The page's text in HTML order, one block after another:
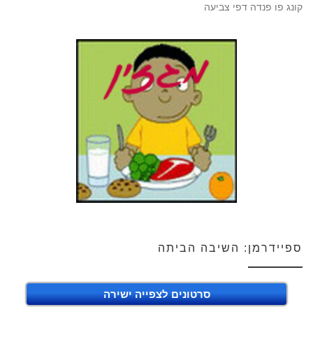
קונג פו פנדה דפי צביעה
ספיידרמן: השיבה הביתה
סרטונים לצפייה ישירה